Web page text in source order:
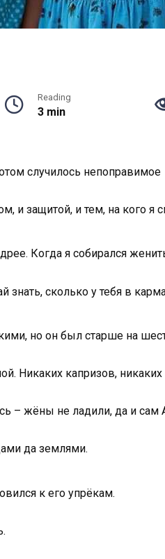
Reading
3 min
случилось непоправимое
и защитой, и тем, на кого я
Когда я собирался
знать, сколько у тебя в
но он был старше на
Никаких капризов,
– жёны не ладили, да и сам
да землями.
к его упрёкам.